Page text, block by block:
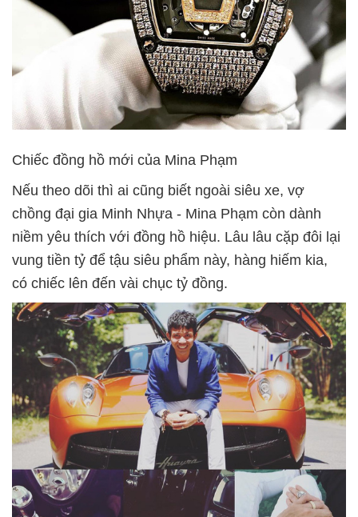
Chiếc đồng hồ mới của Mina Phạm
Nếu theo dõi thì ai cũng biết ngoài siêu xe, vợ
chồng đại gia Minh Nhựa - Mina Phạm còn dành
niềm yêu thích với đồng hồ hiệu. Lâu lâu cặp đôi lại
vung tiền tỷ để tậu siêu phẩm này, hàng hiếm kia,
có chiếc lên đến vài chục tỷ đồng.